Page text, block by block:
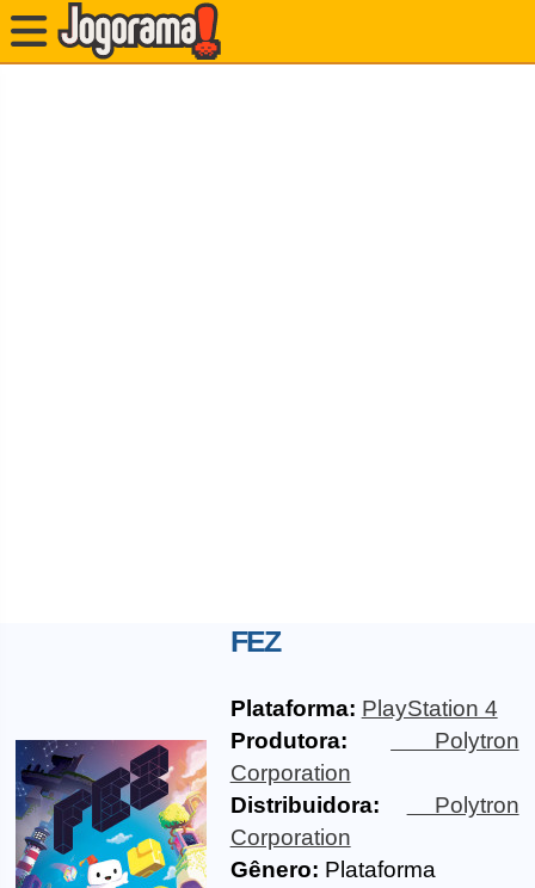
FEZ
Plataforma: PlayStation 4
Produtora:
Polytron
Corporation
Distribuidora:
Polytron
Corporation
Gênero: Plataforma